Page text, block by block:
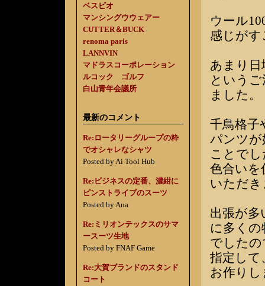
ベスビオ
マンシングウウェアー
CUTTER＆BUCK
renoma paris
LANNVIN
マドラスコーポレーション
ルコック ゴルフ
白山青年会議所
最新のコメント
Re:ロータリーグループの粋
でオシャレなシャツ
Posted by Ai Tool Hub
Re:ビジネスの定番、濃紺に
ピンストライプのスーツ
Posted by Ana
Re:ミリオンテックスのサマ
ースーツ生地
Posted by FNAF Game
Re:大賀ブランドのスタンド
コート
ウール
感じが
あまり
という
ました。
千鳥格子
パンツ
ことで
色合いを
いただ
出張が
に多く
でした
指定して
お作り